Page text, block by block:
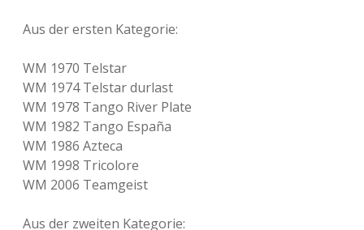
Aus der ersten Kategorie:
WM 1970 Telstar
WM 1974 Telstar durlast
WM 1978 Tango River Plate
WM 1982 Tango España
WM 1986 Azteca
WM 1998 Tricolore
WM 2006 Teamgeist
Aus der zweiten Kategorie: